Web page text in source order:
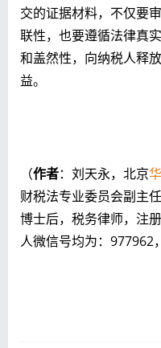
交的证据材料，不仅要
联性，也要遵循法律真
和盖然性，向纳税人释
益。
（作者：刘天永，北京
财税法专业委员会副主
博士后，税务律师，注
人微信号均为：977962